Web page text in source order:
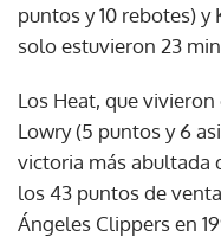
puntos y 10 rebotes)
solo estuvieron 23
Los Heat, que
Lowry (5 puntos y 6
victoria más abultada
los 43 puntos de
Ángeles Clippers en